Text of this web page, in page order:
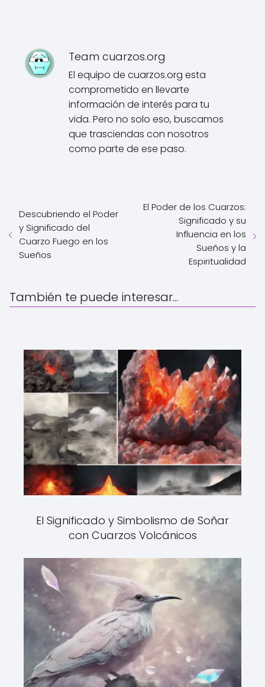
Team cuarzos.org
El equipo de cuarzos.org esta
comprometido en llevarte
información de interés para tu
vida. Pero no solo eso, buscamos
que trasciendas con nosotros
como parte de ese paso.
Descubriendo el Poder
y Significado del
Cuarzo Fuego en los
Sueños
El Poder de los Cuarzos:
Significado y su
Influencia en los
Sueños y la
Espiritualidad
También te puede interesar...
El Significado y Simbolismo de Soñar
con Cuarzos Volcánicos